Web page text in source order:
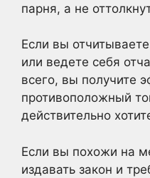
парня, а не
Если вы
или ведете себя
всего, вы получите
противоположный
действительно
Если вы похожи на
издавать закон и